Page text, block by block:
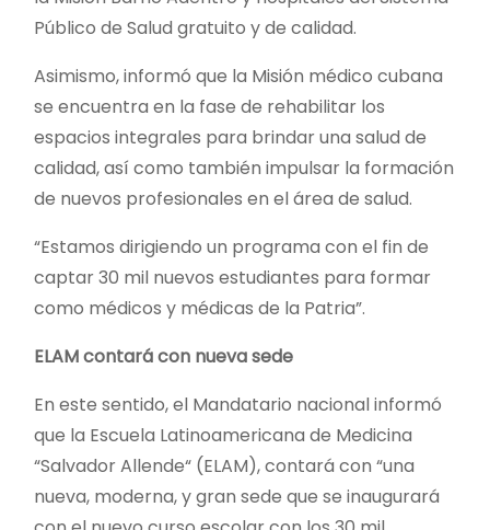
Público de Salud gratuito y de calidad.
Asimismo, informó que la Misión médico cubana
se encuentra en la fase de rehabilitar los
espacios integrales para brindar una salud de
calidad, así como también impulsar la formación
de nuevos profesionales en el área de salud.
“Estamos dirigiendo un programa con el fin de
captar 30 mil nuevos estudiantes para formar
como médicos y médicas de la Patria”.
ELAM contará con nueva sede
En este sentido, el Mandatario nacional informó
que la Escuela Latinoamericana de Medicina
“Salvador Allende“ (ELAM), contará con “una
nueva, moderna, y gran sede que se inaugurará